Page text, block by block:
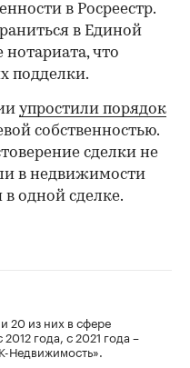
в Росреестр.
в Единой
что
подделки.
упростили порядок
собственностью.
сделки не
в недвижимости
в одной сделке.
20 из них в сфере
года, с 2021 года –
Недвижимость».